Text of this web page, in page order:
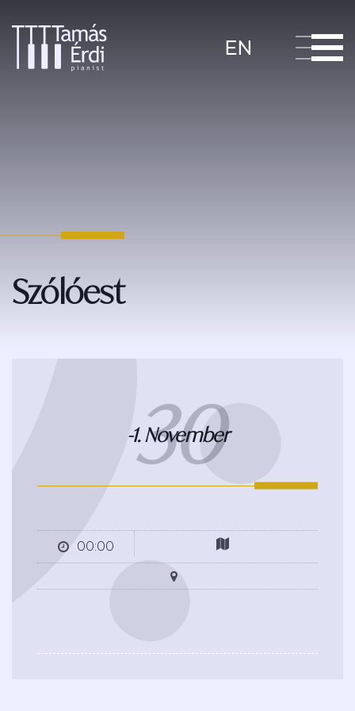
EN
Szólóest
-1. November
30
00:00